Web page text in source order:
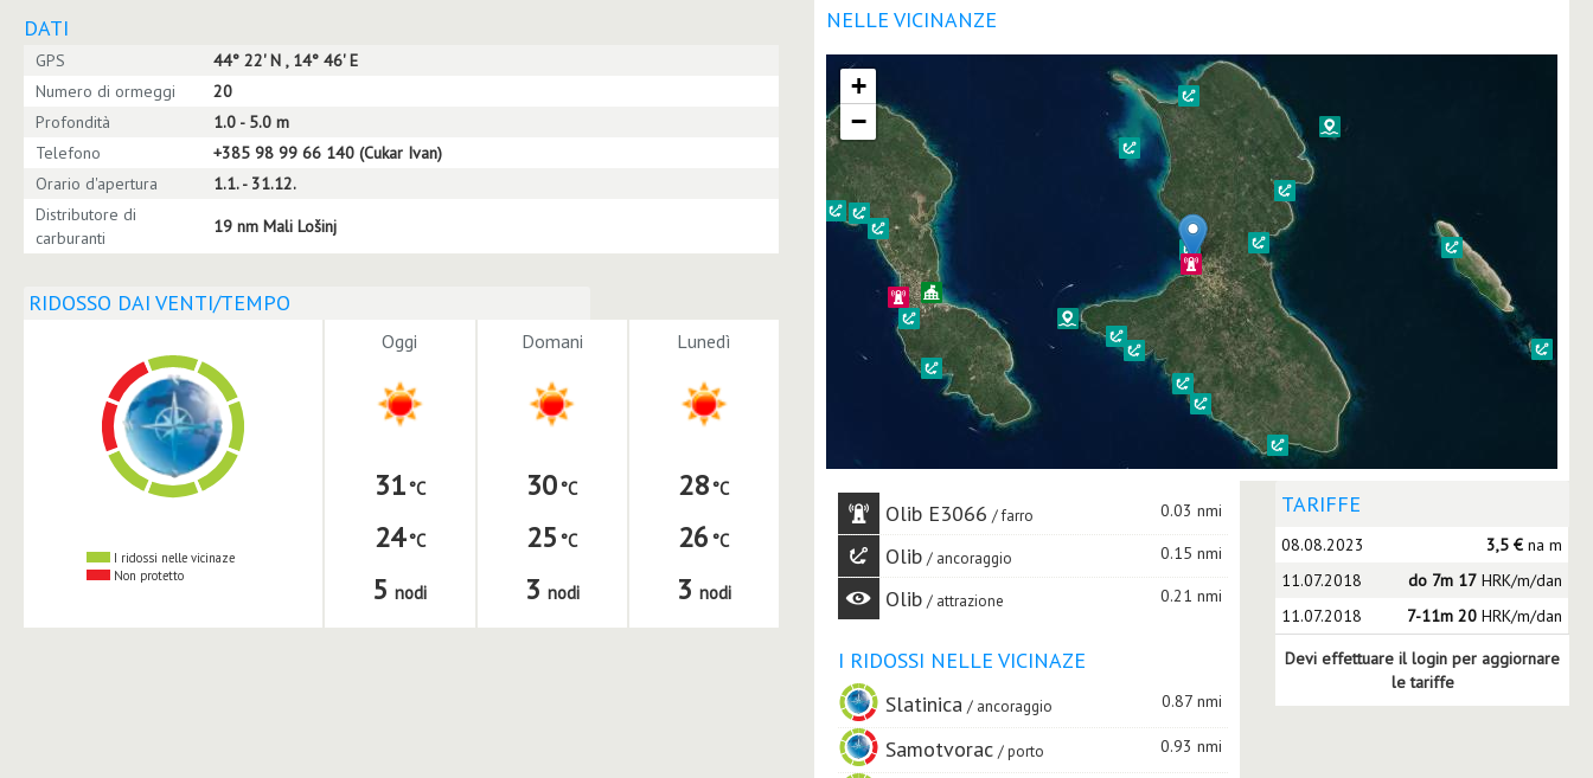
DATI
GPS
44° 22' N , 14° 46' E
Numero di ormeggi
20
Profondità
1.0 - 5.0 m
Telefono
+385 98 99 66 140 (Cukar Ivan)
Orario d'apertura
1.1. - 31.12.
Distributore di
carburanti
19 nm Mali Lošinj
RIDOSSO DAI VENTI/TEMPO
I ridossi nelle vicinaze
Non protetto
Oggi
31
24
5 nodi
Domani
30
25
3 nodi
Lunedì
28
26
3 nodi
NELLE VICINANZE
+
−
Olib E3066 farro 0.03 nmi
Olib ancoraggio 0.15 nmi
Olib attrazione 0.21 nmi
I RIDOSSI NELLE VICINAZE
Slatinica
ancoraggio 0.87 nmi
Samotvorac porto 0.93 nmi
TARIFFE
08.08.2023 3,5 € na m
11.07.2018
do 7m 17 HRK/m/dan
11.07.2018
7-11m 20 HRK/m/dan
Devi effettuare il login per aggiornare
le tariffe